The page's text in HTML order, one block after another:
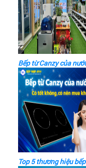
Bếp từ Canzy của
Top 5 thương hiệu